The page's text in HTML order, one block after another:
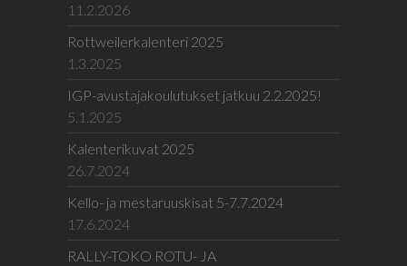
11.2.2026
Rottweilerkalenteri 2025
1.3.2025
IGP-avustajakoulutukset jatkuu 2.2.2025!
5.1.2025
Kalenterikuvat 2025
26.7.2024
Kello- ja mestaruuskisat 5-7.7.2024
17.6.2024
RALLY-TOKO ROTU- JA